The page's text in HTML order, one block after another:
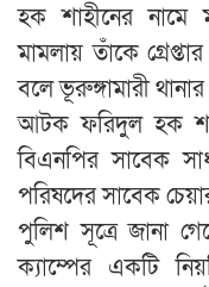
হক শাহীনের
মামলায় তাঁকে
বলে ভূরুঙ্গামারী থানার
আটক ফরিদুল হক
বিএনপির সাবেক
পরিষদের সাবেক
পুলিশ সূত্রে জানা
ক্যাম্পের একটি